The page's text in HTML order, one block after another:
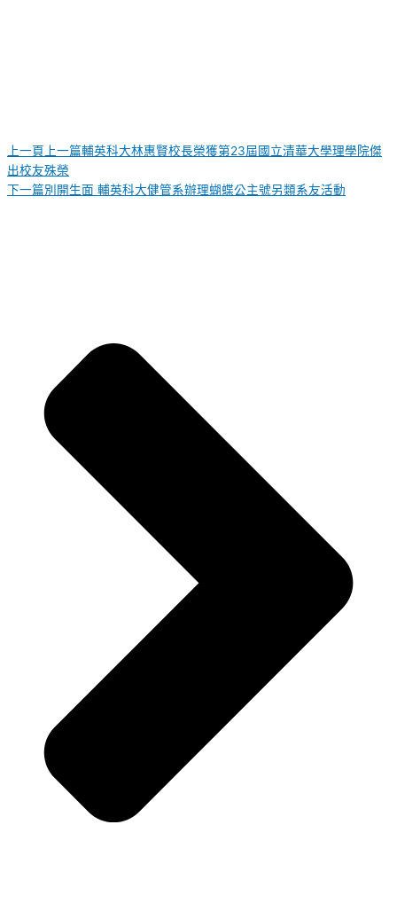
上一頁 上一篇輔英科大林惠賢校長榮獲第23屆國立清華大學理學院傑
出校友殊榮
下一篇別開生面 輔英科大健管系辦理蝴蝶公主號另類系友活動